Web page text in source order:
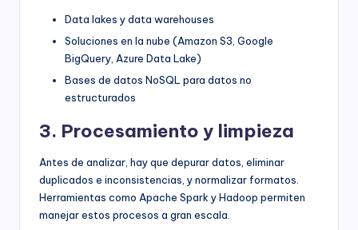
Data lakes y data warehouses
Soluciones en la nube (Amazon S3, Google
BigQuery, Azure Data Lake)
Bases de datos NoSQL para datos no
estructurados
3. Procesamiento y limpieza
Antes de analizar, hay que depurar datos, eliminar
duplicados e inconsistencias, y normalizar formatos.
Herramientas como Apache Spark y Hadoop permiten
manejar estos procesos a gran escala.